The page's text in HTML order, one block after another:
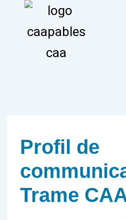
contenu
Profil de
Trame